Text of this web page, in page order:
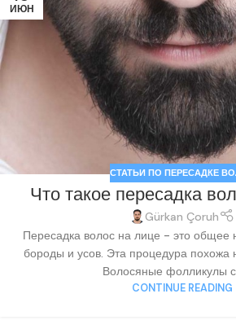
ИЮН
СТАТЬИ ПО ПЕРЕСАДКЕ
Что такое пересадка
Gürkan Çoruh
Пересадка волос на лице - это общее
бороды и усов. Эта процедура похожа
Волосяные фолликулы
CONTINUE READING